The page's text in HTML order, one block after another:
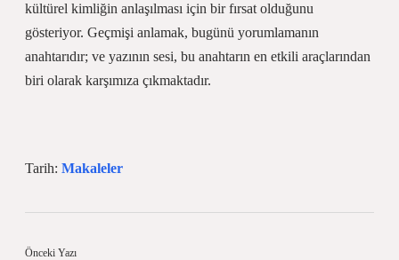
kültürel kimliğin anlaşılması için bir fırsat olduğunu
gösteriyor. Geçmişi anlamak, bugünü yorumlamanın
anahtarıdır; ve yazının sesi, bu anahtarın en etkili araçlarından
biri olarak karşımıza çıkmaktadır.
Tarih: Makaleler
Önceki Yazı